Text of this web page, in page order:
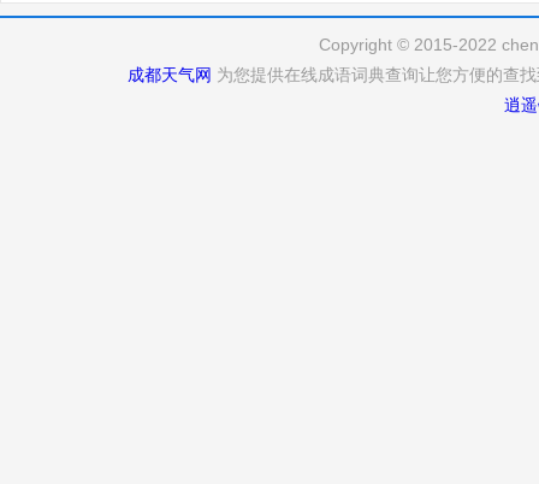
Copyright © 2015-2022
成都天气网 为您提供在线成语词典查询让您方便的查
逍